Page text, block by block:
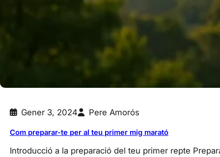
Gener 3, 2024 Pere Amorós
Com preparar-te per al teu primer mig marató
Introducció a la preparació del teu primer repte